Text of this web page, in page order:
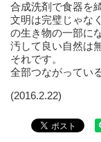
合成洗剤で食器を
文明は完璧じゃな
の生き物の一部に
汚して良い自然は
それです。
全部つながってい
(2016.2.22)